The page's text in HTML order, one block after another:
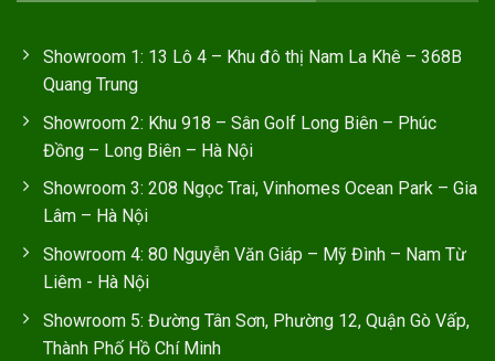
Showroom 1: 13 Lô 4 – Khu đô thị Nam La Khê – 368B
Quang Trung
Showroom 2: Khu 918 – Sân Golf Long Biên – Phúc
Đồng – Long Biên – Hà Nội
Showroom 3: 208 Ngọc Trai, Vinhomes Ocean Park – Gia
Lâm – Hà Nội
Showroom 4: 80 Nguyễn Văn Giáp – Mỹ Đình – Nam Từ
Liêm - Hà Nội
Showroom 5: Đường Tân Sơn, Phường 12, Quận Gò Vấp,
Thành Phố Hồ Chí Minh